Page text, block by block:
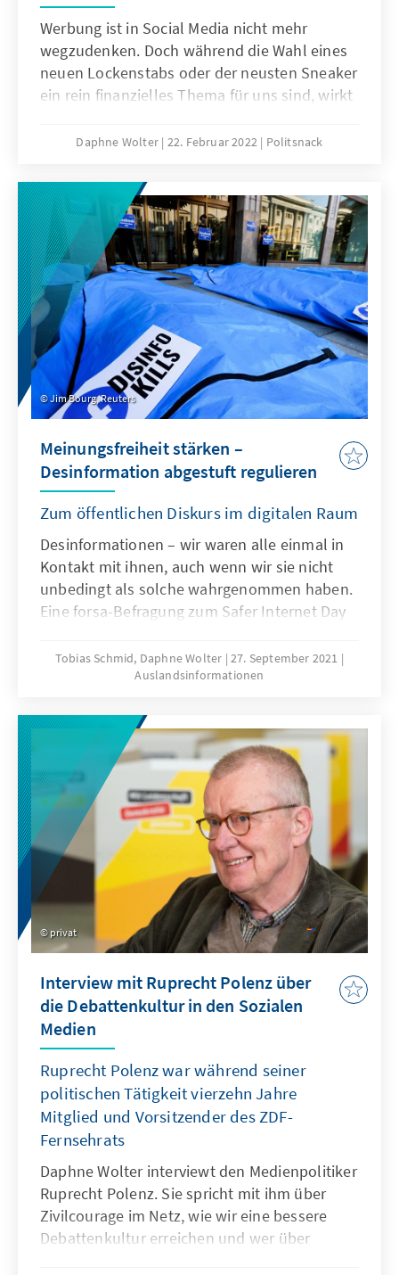
Werbung ist in Social Media nicht mehr
wegzudenken. Doch während die Wahl eines
neuen Lockenstabs oder der neusten Sneaker
ein rein finanzielles Thema für uns sind, wirkt
Meinungsbildung aus.
Daphne Wolter 22. Februar 2022 Politsnack
Jim Bourg, Reuters
Meinungsfreiheit stärken –
Desinformation abgestuft regulieren
Zum öffentlichen Diskurs im digitalen Raum
Desinformationen – wir waren alle einmal in
Kontakt mit ihnen, auch wenn wir sie nicht
unbedingt als solche wahr­genommen haben.
Eine forsa-Befragung zum Safer Internet Day
Nutzer­innen und Nutzer zwischen 14 und 24
Jahren bereits Falsch­nachrichten in sozialen
reden wir, wenn wir von Desinformationen
oder Fake News sprechen? Wie viel muss eine
Demokratie aushalten können, damit sie nicht
als instabil bezeichnet wird? Und ab wann
bedarf es eines regulatorischen Eingriffs, um
sie und den für sie so notwendigen
Meinungsbildungsprozess zu schützen?
Tobias Schmid, Daphne Wolter 27. September 2021
Auslandsinformationen
privat
Interview mit Ruprecht Polenz über
die Debattenkultur in den Sozialen
Medien
Ruprecht Polenz war während seiner
politischen Tätigkeit vierzehn Jahre
Mitglied und Vorsitzender des ZDF-
Fernsehrats
Daphne Wolter interviewt den Medienpolitiker
Ruprecht Polenz. Sie spricht mit ihm über
Zivilcourage im Netz, wie wir eine bessere
Debattenkultur erreichen und wer über